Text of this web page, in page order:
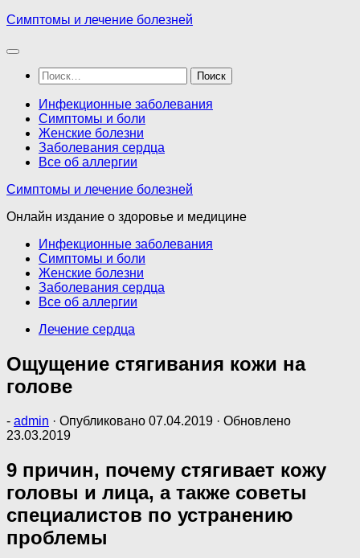
Перейти
содержимому
Симптомы и лечение болезней
Найти:
Инфекционные заболевания
Симптомы и боли
Женские болезни
Заболевания сердца
Все об аллергии
Симптомы и лечение болезней
Онлайн издание о здоровье и медицине
Инфекционные заболевания
Симптомы и боли
Женские болезни
Заболевания сердца
Все об аллергии
Лечение сердца
Ощущение стягивания кожи на
голове
- admin · Опубликовано 07.04.2019 · Обновлено
23.03.2019
9 причин, почему стягивает кожу
головы и лица, а также советы
специалистов по устранению
проблемы